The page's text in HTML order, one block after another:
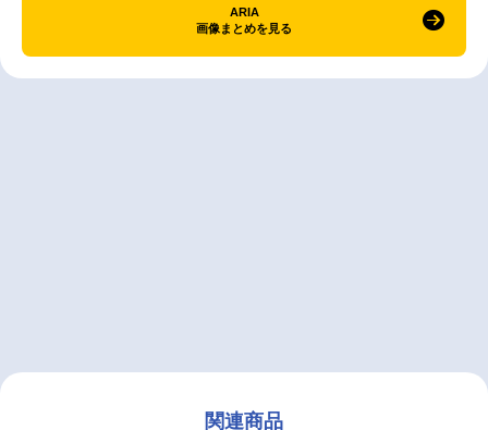
ARIA
画像まとめを見る
関連商品